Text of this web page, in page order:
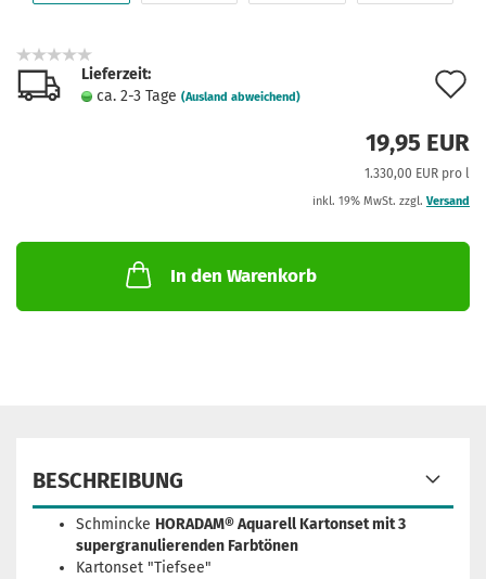
Lieferzeit:
ca. 2-3 Tage (Ausland abweichend)
19,95 EUR
1.330,00 EUR pro l
inkl. 19% MwSt. zzgl. Versand
In den Warenkorb
BESCHREIBUNG
Schmincke HORADAM® Aquarell Kartonset mit 3
supergranulierenden Farbtönen
Kartonset "Tiefsee"